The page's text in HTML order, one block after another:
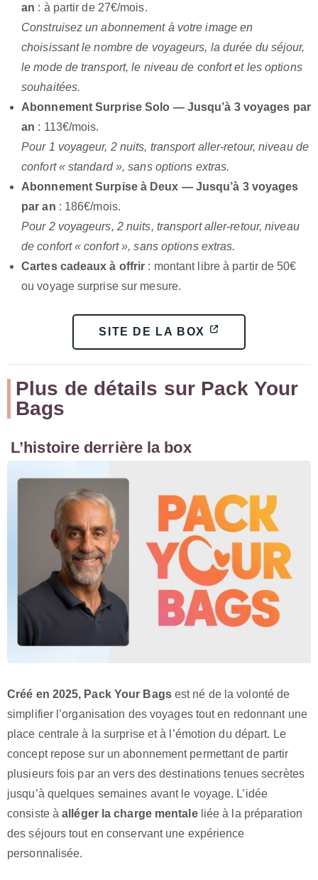
an : à partir de 27€/mois.
Construisez un abonnement à votre image en
choisissant le nombre de voyageurs, la durée du séjour,
le mode de transport, le niveau de confort et les options
souhaitées.
Abonnement Surprise Solo — Jusqu’à 3 voyages par
an : 113€/mois.
Pour 1 voyageur, 2 nuits, transport aller-retour, niveau de
confort « standard », sans options extras.
Abonnement Surpise à Deux — Jusqu’à 3 voyages
par an : 186€/mois.
Pour 2 voyageurs, 2 nuits, transport aller-retour, niveau
de confort « confort », sans options extras.
Cartes cadeaux à offrir : montant libre à partir de 50€
ou voyage surprise sur mesure.
SITE DE LA BOX
Plus de détails sur Pack Your
Bags
L’histoire derrière la box
Créé en 2025, Pack Your Bagsest né de la volonté de
simplifier l’organisation des voyages tout en redonnant une
place centrale à la surprise et à l’émotion du départ. Le
concept repose sur un abonnement permettant de partir
plusieurs fois par an vers des destinations tenues secrètes
jusqu’à quelques semaines avant le voyage. L’idée
consiste àalléger la charge mentaleliée à la préparation
des séjours tout en conservant une expérience
personnalisée.